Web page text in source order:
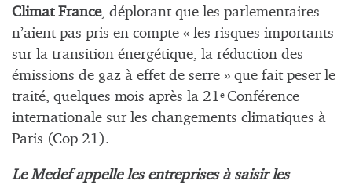
Climat France, déplorant que les parlementaires
n’aient pas pris en compte « les risques importants
sur la transition énergétique, la réduction des
émissions de gaz à effet de serre » que fait peser le
traité, quelques mois après la 21e Conférence
internationale sur les changements climatiques à
Paris (Cop 21).
Le Medef appelle les entreprises à saisir les